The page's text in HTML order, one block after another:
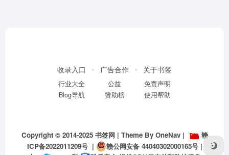
收录入口
行业大全
Blog导航
广告合作
公益
赞助榜
关于书签
免责声明
使用帮助
Copyright © 2014-2025 书签网 | Theme By OneNav|
赣
ICP备2022011209号| 赣公网安备 44040302000165号|